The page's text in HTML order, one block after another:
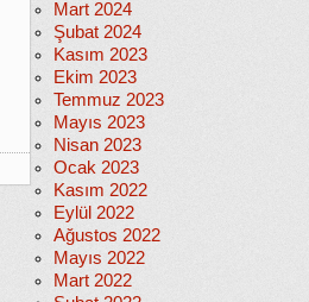
Mart 2024
Şubat 2024
Kasım 2023
Ekim 2023
Temmuz 2023
Mayıs 2023
Nisan 2023
Ocak 2023
Kasım 2022
Eylül 2022
Ağustos 2022
Mayıs 2022
Mart 2022